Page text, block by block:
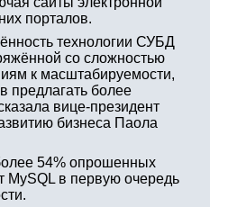
порталов.
технологии СУБД
со сложностью
к масштабируемости,
предлагать более
вице-президент
бизнеса Паола
54% опрошенных
MySQL в первую очередь